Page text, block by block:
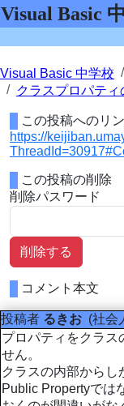
Visual Basic
Visual Basic 中学校
クラスプロパテ
この投稿へのリ
https://
この投稿の削除
削除パスワード
削除する
コメント本文
投稿者 るきお (社会
プロパティをクラス
せん。
クラスの内部からし
Public Propertyでは